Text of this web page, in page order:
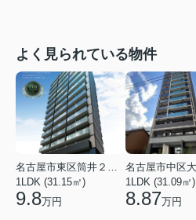
よく見られている物件
名古屋市東区筒井２丁目
1LDK (31.15㎡)
9.8万円
1LDK (31.09㎡)
8.87万円